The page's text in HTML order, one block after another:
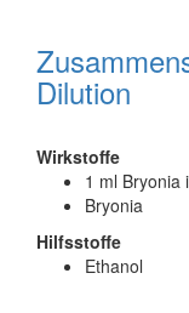
Dilution
Wirkstoffe
1 ml Bryonia
Bryonia
Hilfsstoffe
Ethanol